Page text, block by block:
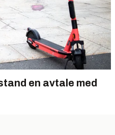
en avtale med